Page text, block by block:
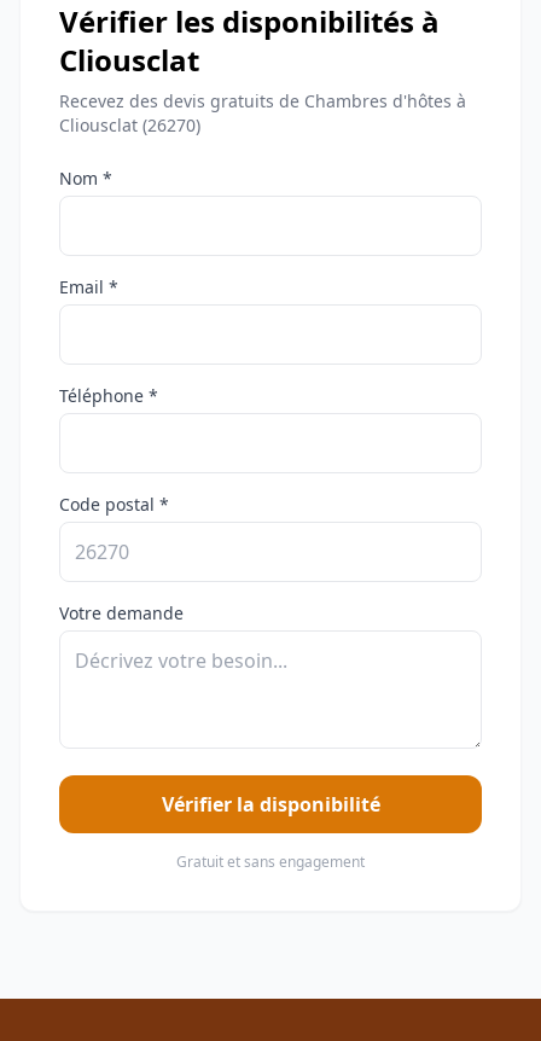
Vérifier les disponibilités à
Cliousclat
Recevez des devis gratuits de Chambres d'hôtes à
Cliousclat (26270)
Nom *
Email *
Téléphone *
Code postal *
Votre demande
Vérifier la disponibilité
Gratuit et sans engagement